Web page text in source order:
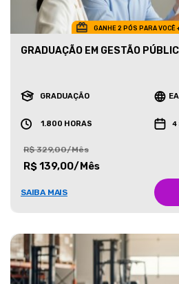
GANHE 2 PÓS PARA VOCÊ
GRADUAÇÃO EM GESTÃO
GRADUAÇÃO
1.800 HORAS 4
R$ 329,00/Mês
R$ 139,00/Mês
SAIBA MAIS